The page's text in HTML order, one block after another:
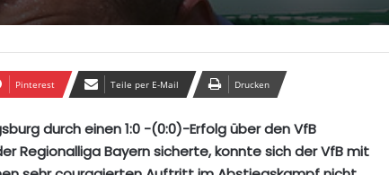
Pinterest Teile per E-Mail Drucken
durch einen 1:0 -(0:0)-Erfolg über den VfB
Regionalliga Bayern sicherte, konnte sich der VfB mit